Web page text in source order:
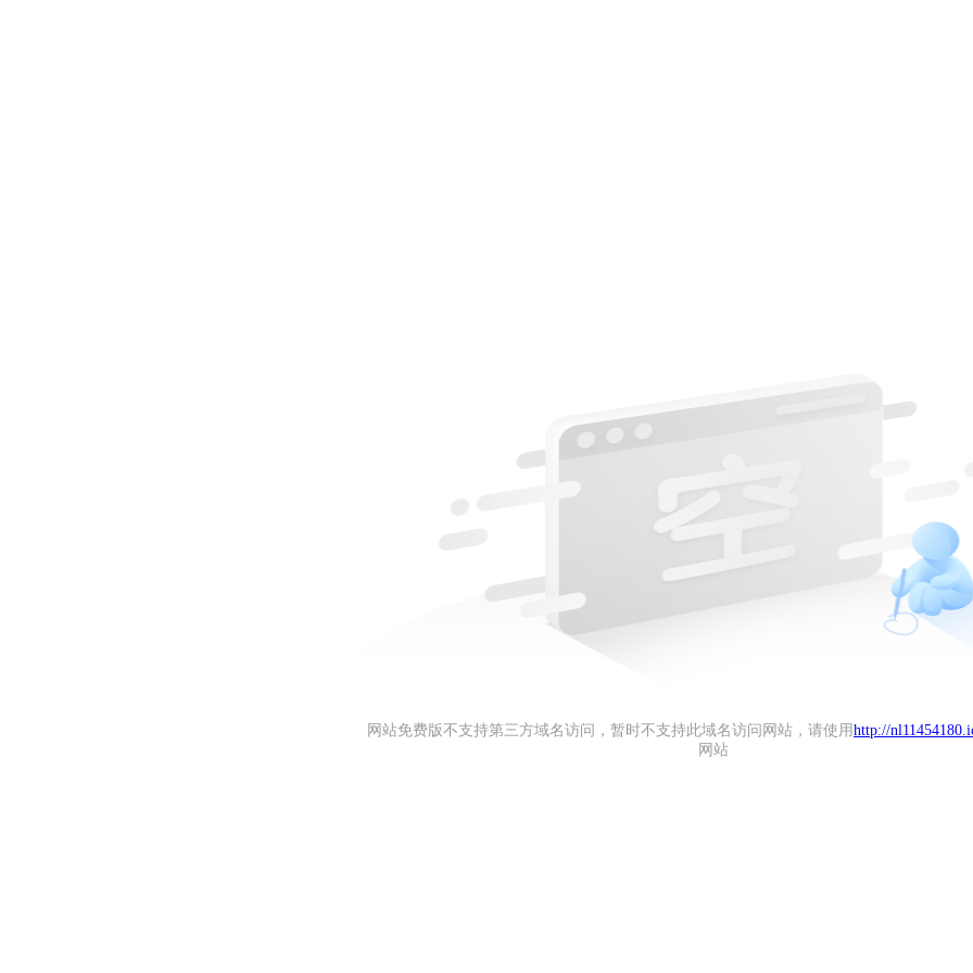
网站免费版不支持第三方域名访问，暂时不支持此域名访问网站，请使用 http://
网站